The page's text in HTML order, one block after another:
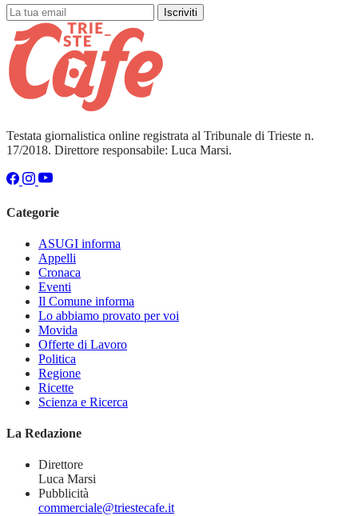
Iscriviti
Testata giornalistica online registrata al Tribunale di Trieste n.
17/2018. Direttore responsabile: Luca Marsi.
Categorie
ASUGI informa
Appelli
Cronaca
Eventi
Il Comune informa
Lo abbiamo provato per voi
Movida
Offerte di Lavoro
Politica
Regione
Ricette
Scienza e Ricerca
La Redazione
Direttore
Luca Marsi
Pubblicità
commerciale@triestecafe.it